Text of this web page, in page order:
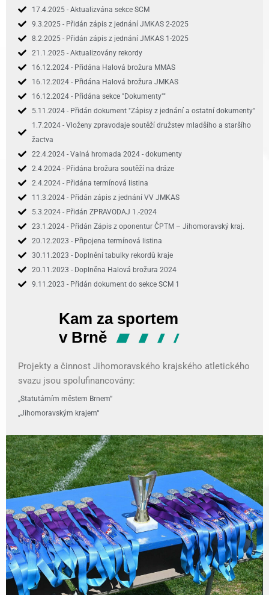
17.4.2025 - Aktualizvána sekce SCM
9.3.2025 - Přidán zápis z jednání JMKAS 2-2025
8.2.2025 - Přidán zápis z jednání JMKAS 1-2025
21.1.2025 - Aktualizovány rekordy
16.12.2024 - Přidána Halová brožura MMAS
16.12.2024 - Přidána Halová brožura JMKAS
16.12.2024 - Přidána sekce "Dokumenty""
5.11.2024 - Přidán dokument "Zápisy z jednání a ostatní dokumenty"
1.7.2024 - Vloženy zpravodaje soutěží družstev mladšího a staršího
žactva
22.4.2024 - Valná hromada 2024 - dokumenty
2.4.2024 - Přidána brožura soutěží na dráze
2.4.2024 - Přidána termínová listina
11.3.2024 - Přidán zápis z jednání VV JMKAS
5.3.2024 - Přidán ZPRAVODAJ 1.-2024
23.1.2024 - Přidán Zápis z oponentur ČPTM – Jihomoravský kraj.
20.12.2023 - Připojena termínová listina
30.11.2023 - Doplnění tabulky rekordů kraje
20.11.2023 - Doplněna Halová brožura 2024
9.11.2023 - Přidán dokument do sekce SCM 1
Projekty a činnost Jihomoravského krajského atletického
svazu jsou spolufinancovány:
„Statutárním městem Brnem“
„Jihomoravským krajem“